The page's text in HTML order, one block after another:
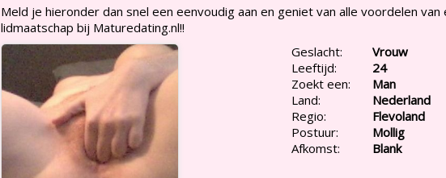
Meld je hieronder dan snel een eenvoudig aan en geniet van alle voordelen van
lidmaatschap bij Maturedating.nl!!
Geslacht:
Vrouw
Leeftijd:
24
Zoekt een:
Man
Land:
Nederland
Regio:
Flevoland
Postuur:
Mollig
Afkomst:
Blank